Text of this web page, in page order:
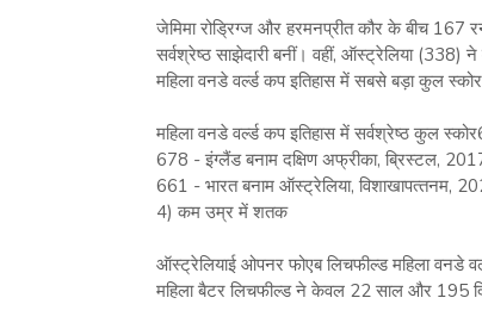
जेमिमा रोड्रिग्‍ज और हरमनप्रीत कौर के बीच
सर्वश्रेष्‍ठ साझेदारी बनीं। वहीं, ऑस्‍ट्रेलिया
महिला वनडे वर्ल्‍ड कप इतिहास में सबसे बड़ा कुल स्‍कोर
महिला वनडे वर्ल्‍ड कप इतिहास में सर्वश्रेष्‍ठ कुल
678 - इंग्‍लैंड बनाम दक्षिण अफ्रीका, ब्रिस्‍टल,
661 - भारत बनाम ऑस्‍ट्रेलिया, विशाखापत्‍तनम,
4) कम उम्र में शतक
ऑस्‍ट्रेलियाई ओपनर फोएब लिचफील्‍ड महिला वनडे
महिला बैटर लिचफील्‍ड ने केवल 22 साल और 195